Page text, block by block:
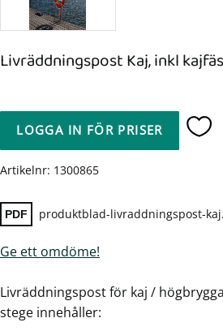
Livräddningspost Kaj, inkl
LOGGA IN FÖR PRISER
Artikelnr 1300865
produktblad-livraddningspost-
Ge ett omdöme!
Livräddningspost för kaj /
stege innehåller: